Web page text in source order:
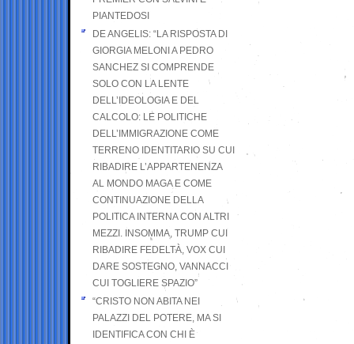
PIANTEDOSI
DE ANGELIS: “LA RISPOSTA DI
GIORGIA MELONI A PEDRO
SANCHEZ SI COMPRENDE
SOLO CON LA LENTE
DELL’IDEOLOGIA E DEL
CALCOLO: LE POLITICHE
DELL’IMMIGRAZIONE COME
TERRENO IDENTITARIO SU CUI
RIBADIRE L’APPARTENENZA
AL MONDO MAGA E COME
CONTINUAZIONE DELLA
POLITICA INTERNA CON ALTRI
MEZZI. INSOMMA, TRUMP CUI
RIBADIRE FEDELTÀ, VOX CUI
DARE SOSTEGNO, VANNACCI
CUI TOGLIERE SPAZIO”
“CRISTO NON ABITA NEI
PALAZZI DEL POTERE, MA SI
IDENTIFICA CON CHI È